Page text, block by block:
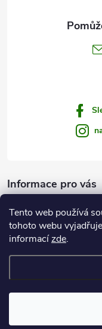
Tento web používá
tohoto webu
informacízde.
Informace pro vás
Zprávy od vody
Copyright 2026Rybářské